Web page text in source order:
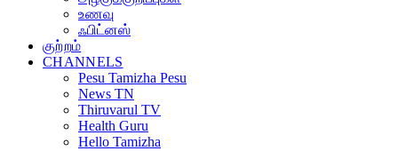
உணவு
ஃபிட்னஸ்
குற்றம்
CHANNELS
Pesu Tamizha Pesu
News TN
Thiruvarul TV
Health Guru
Hello Tamizha